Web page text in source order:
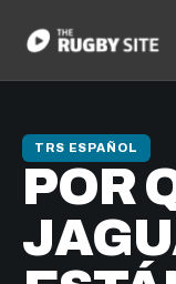
TRS ESPAÑOL
POR